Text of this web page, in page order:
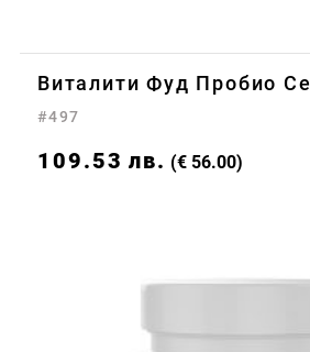
Виталити Фуд Пробио
#497
109.53 лв. (€ 56.00)